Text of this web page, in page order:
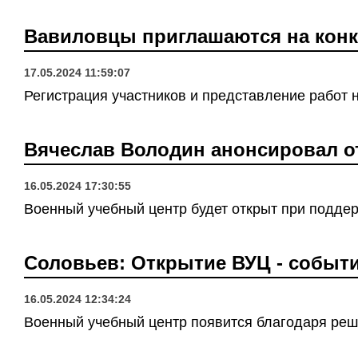
Вавиловцы приглашаются на
17.05.2024 11:59:07
Регистрация участников и представление работ
Вячеслав Володин анонсировал
16.05.2024 17:30:55
Военный учебный центр будет открыт при
Соловьев: Открытие ВУЦ -
16.05.2024 12:34:24
Военный учебный центр появится благодаря